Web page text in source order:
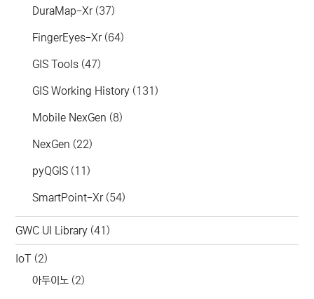
DuraMap-Xr(37)
FingerEyes-Xr(64)
GIS Tools (47)
GIS Working History (131)
Mobile NexGen (8)
NexGen (22)
pyQGIS (11)
SmartPoint-Xr(54)
GWC UI Library (41)
IoT (2)
아두이노 (2)